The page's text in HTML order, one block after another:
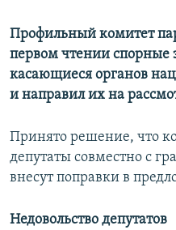
Профильный комитет
первом чтении спорные
касающиеся органов
и направил их на
Принято решение, что
депутаты совместно с
внесут поправки в
Недовольство депутатов